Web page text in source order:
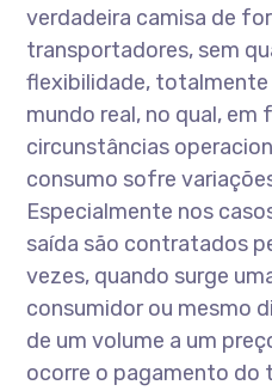
verdadeira camisa de
transportadores, sem
flexibilidade, totalmente
mundo real, no qual, em
circunstâncias
consumo sofre
Especialmente nos
saída são contratados
vezes, quando surge
consumidor ou mesmo
de um volume a um
ocorre o pagamento do